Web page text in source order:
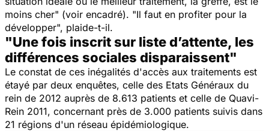
moins cher" (voir encadré). "Il faut en profiter pour la
développer", plaide-t-il.
"Une fois inscrit sur liste d’attente, les
différences sociales disparaissent"
Le constat de ces inégalités d'accès aux traitements est
étayé par deux enquêtes, celle des Etats Généraux du
rein de 2012 auprès de 8.613 patients et celle de Quavi-
Rein 2011, concernant près de 3.000 patients suivis dans
21 régions d'un réseau épidémiologique.